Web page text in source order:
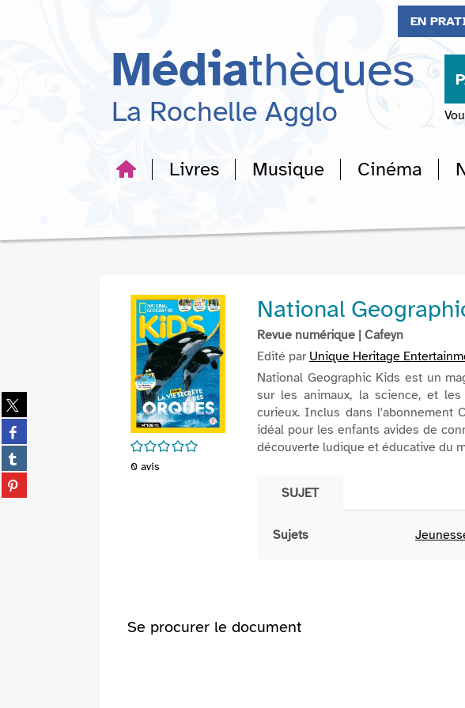
recherche
EN
Médiathèques
La Rochelle Agglo
Livres Musique Cinéma
Partager
sur
twitter
(Nouvelle
fenêtre)
Partager
sur
facebook
(Nouvelle
fenêtre)
Partager
sur
tumblr
Partager
sur
/5
0 avis
National
Revue numérique | Cafeyn
Edité par Unique Heritage
National Geographic Kids est un
sur les animaux, la science, et
curieux. Inclus dans l'abonnement
idéal pour les enfants avides de
découverte ludique et éducative du
SUJET
Sujets
Se procurer le document